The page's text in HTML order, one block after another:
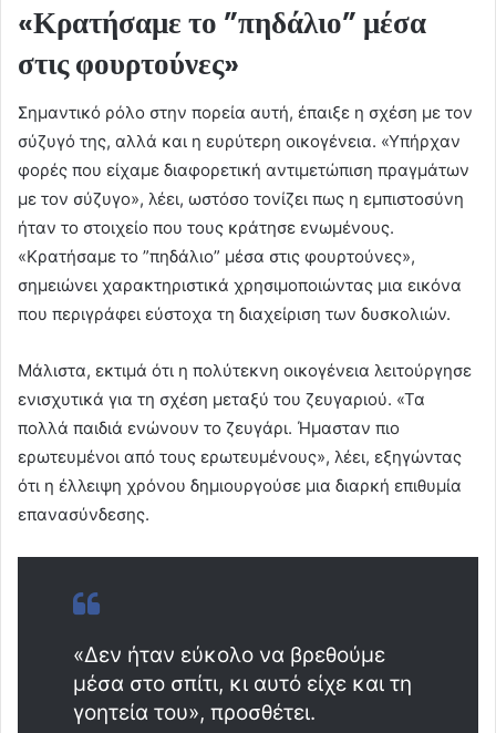
«Κρατήσαμε το ”πηδάλιο” μέσα
στις φουρτούνες»
Σημαντικό ρόλο στην πορεία αυτή, έπαιξε η σχέση με τον
σύζυγό της, αλλά και η ευρύτερη οικογένεια. «Υπήρχαν
φορές που είχαμε διαφορετική αντιμετώπιση πραγμάτων
με τον σύζυγο», λέει, ωστόσο τονίζει πως η εμπιστοσύνη
ήταν το στοιχείο που τους κράτησε ενωμένους.
«Κρατήσαμε το ”πηδάλιο” μέσα στις φουρτούνες»,
σημειώνει χαρακτηριστικά χρησιμοποιώντας μια εικόνα
που περιγράφει εύστοχα τη διαχείριση των δυσκολιών.
Μάλιστα, εκτιμά ότι η πολύτεκνη οικογένεια λειτούργησε
ενισχυτικά για τη σχέση μεταξύ του ζευγαριού. «Τα
πολλά παιδιά ενώνουν το ζευγάρι. Ήμασταν πιο
ερωτευμένοι από τους ερωτευμένους», λέει, εξηγώντας
ότι η έλλειψη χρόνου δημιουργούσε μια διαρκή επιθυμία
επανασύνδεσης.
«Δεν ήταν εύκολο να βρεθούμε
μέσα στο σπίτι, κι αυτό είχε και τη
γοητεία του», προσθέτει.